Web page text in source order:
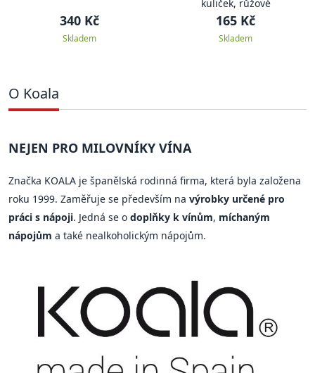
340 Kč
Skladem
kuliček, růžové
165 Kč
Skladem
O Koala
NEJEN PRO MILOVNÍKY VÍNA
Značka KOALA je španělská rodinná firma, která byla založena
roku 1999. Zaměřuje se především na výrobky určené pro
práci s nápoji. Jedná se o doplňky k vínům, míchaným
nápojům a také nealkoholickým nápojům.